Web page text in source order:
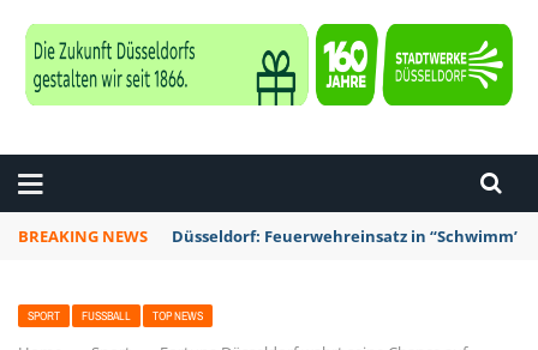
BREAKING NEWS Düsseldorf: Feuerwehreinsatz in “Schwimm’
SPORT FUSSBALL TOP NEWS